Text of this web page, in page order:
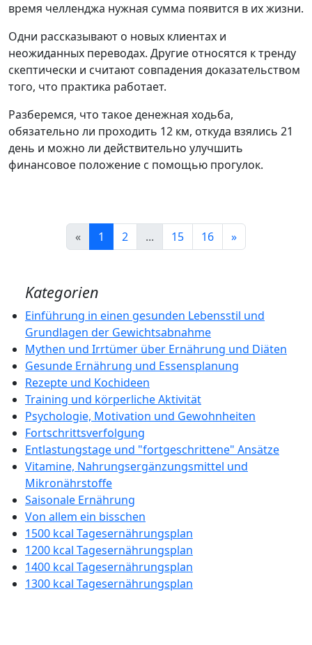
время челленджа нужная сумма появится в их жизни.
Одни рассказывают о новых клиентах и
неожиданных переводах. Другие относятся к тренду
скептически и считают совпадения доказательством
того, что практика работает.
Разберемся, что такое денежная ходьба,
обязательно ли проходить 12 км, откуда взялись 21
день и можно ли действительно улучшить
финансовое положение с помощью прогулок.
« 1 2 ... 15 16 »
Kategorien
Einführung in einen gesunden Lebensstil und
Grundlagen der Gewichtsabnahme
Mythen und Irrtümer über Ernährung und Diäten
Gesunde Ernährung und Essensplanung
Rezepte und Kochideen
Training und körperliche Aktivität
Psychologie, Motivation und Gewohnheiten
Fortschrittsverfolgung
Entlastungstage und "fortgeschrittene" Ansätze
Vitamine, Nahrungsergänzungsmittel und
Mikronährstoffe
Saisonale Ernährung
Von allem ein bisschen
1500 kcal Tagesernährungsplan
1200 kcal Tagesernährungsplan
1400 kcal Tagesernährungsplan
1300 kcal Tagesernährungsplan